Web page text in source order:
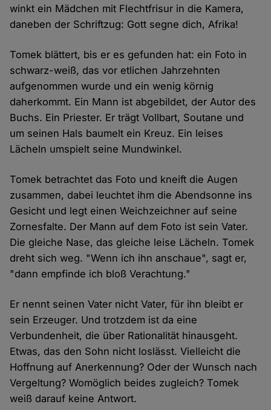
winkt ein Mädchen mit Flechtfrisur in die Kamera,
daneben der Schriftzug: Gott segne dich, Afrika!
Tomek blättert, bis er es gefunden hat: ein Foto in
schwarz-weiß, das vor etlichen Jahrzehnten
aufgenommen wurde und ein wenig körnig
daherkommt. Ein Mann ist abgebildet, der Autor des
Buchs. Ein Priester. Er trägt Vollbart, Soutane und
um seinen Hals baumelt ein Kreuz. Ein leises
Lächeln umspielt seine Mundwinkel.
Tomek betrachtet das Foto und kneift die Augen
zusammen, dabei leuchtet ihm die Abendsonne ins
Gesicht und legt einen Weichzeichner auf seine
Zornesfalte. Der Mann auf dem Foto ist sein Vater.
Die gleiche Nase, das gleiche leise Lächeln. Tomek
dreht sich weg. "Wenn ich ihn anschaue", sagt er,
"dann empfinde ich bloß Verachtung."
Er nennt seinen Vater nicht Vater, für ihn bleibt er
sein Erzeuger. Und trotzdem ist da eine
Verbundenheit, die über Rationalität hinausgeht.
Etwas, das den Sohn nicht loslässt. Vielleicht die
Hoffnung auf Anerkennung? Oder der Wunsch nach
Vergeltung? Womöglich beides zugleich? Tomek
weiß darauf keine Antwort.